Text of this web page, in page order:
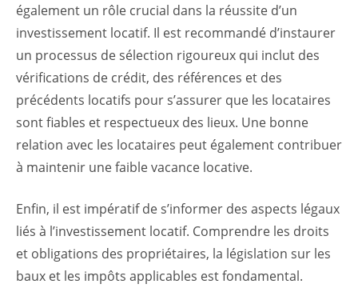
également un rôle crucial dans la réussite d’un
investissement locatif. Il est recommandé d’instaurer
un processus de sélection rigoureux qui inclut des
vérifications de crédit, des références et des
précédents locatifs pour s’assurer que les locataires
sont fiables et respectueux des lieux. Une bonne
relation avec les locataires peut également contribuer
à maintenir une faible vacance locative.
Enfin, il est impératif de s’informer des aspects légaux
liés à l’investissement locatif. Comprendre les droits
et obligations des propriétaires, la législation sur les
baux et les impôts applicables est fondamental.